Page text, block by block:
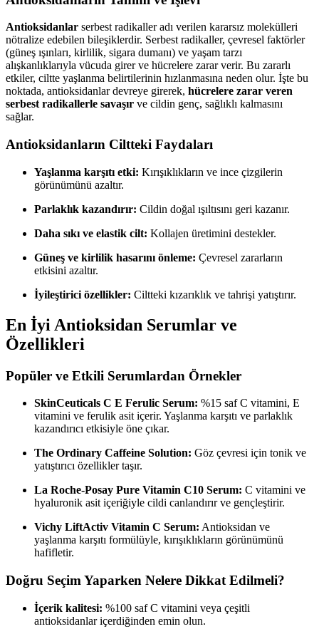
Antioksidanlar serbest radikaller adı verilen kararsız molekülleri
nötralize edebilen bileşiklerdir. Serbest radikaller, çevresel faktörler
(güneş ışınları, kirlilik, sigara dumanı) ve yaşam tarzı
alışkanlıklarıyla vücuda girer ve hücrelere zarar verir. Bu zararlı
etkiler, ciltte yaşlanma belirtilerinin hızlanmasına neden olur. İşte bu
noktada, antioksidanlar devreye girerek, hücrelere zarar veren
serbest radikallerle savaşır ve cildin genç, sağlıklı kalmasını
sağlar.
Antioksidanların Ciltteki Faydaları
Yaşlanma karşıtı etki: Kırışıklıkların ve ince çizgilerin
görünümünü azaltır.
Parlaklık kazandırır: Cildin doğal ışıltısını geri kazanır.
Daha sıkı ve elastik cilt: Kollajen üretimini destekler.
Güneş ve kirlilik hasarını önleme: Çevresel zararların
etkisini azaltır.
İyileştirici özellikler: Ciltteki kızarıklık ve tahrişi yatıştırır.
En İyi Antioksidan Serumlar ve
Özellikleri
Popüler ve Etkili Serumlardan Örnekler
SkinCeuticals C E Ferulic Serum: %15 saf C vitamini, E
vitamini ve ferulik asit içerir. Yaşlanma karşıtı ve parlaklık
kazandırıcı etkisiyle öne çıkar.
The Ordinary Caffeine Solution: Göz çevresi için tonik ve
yatıştırıcı özellikler taşır.
La Roche-Posay Pure Vitamin C10 Serum: C vitamini ve
hyaluronik asit içeriğiyle cildi canlandırır ve gençleştirir.
Vichy LiftActiv Vitamin C Serum: Antioksidan ve
yaşlanma karşıtı formülüyle, kırışıklıkların görünümünü
hafifletir.
Doğru Seçim Yaparken Nelere Dikkat Edilmeli?
İçerik kalitesi: %100 saf C vitamini veya çeşitli
antioksidanlar içerdiğinden emin olun.